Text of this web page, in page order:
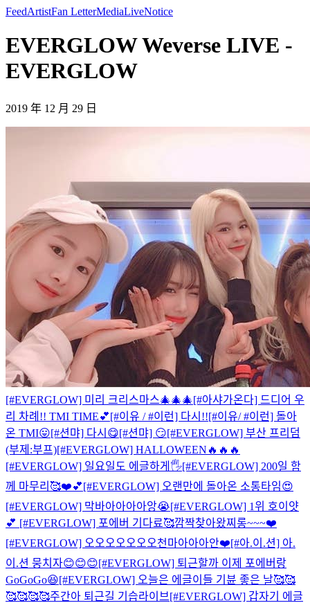
FeedArtistFan LetterMediaLiveNotice
EVERGLOW Weverse LIVE -
EVERGLOW
2019 年 12 月 29 日
[#EVERGLOW] 미리 크리스마스🎄🎄🎄[#아샤가온다] 드디어 우
리 차례!! TMI TIME💕[#이유 / #이런] 다시!![#이유/ #이런] 돌아
온 TMI😛[#션먀] 다시😋[#션먀] 😏[#EVERGLOW] 부산 프리덤
(부제:부프)[#EVERGLOW] HALLOWEEN🔥🔥🔥
[#EVERGLOW] 일요일도 에글하게🖐[#EVERGLOW] 200일 함
께 마무리🥰❤️💕[#EVERGLOW] 오랜만에 돌아온 소통타임😍
[#EVERGLOW] 막바아아아아앙😭[#EVERGLOW] 1위 호이얏
💕 [#EVERGLOW] 포에버 기다료🥰깜짝찾아왔찌롱~~~❤️
[#EVERGLOW] 오오오오오오오천마아아아안❤️[#아.이.션] 아.
이.션 뭉치자😊😊😊[#EVERGLOW] 퇴근할까 이제 포에버랑
GoGoGo😆[#EVERGLOW] 오늘은 에글이들 기뷴 좋은 날🥰🥰
🥰🥰🥰🥰주간아 퇴근길 기습라이브[#EVERGLOW] 갑자기 에글